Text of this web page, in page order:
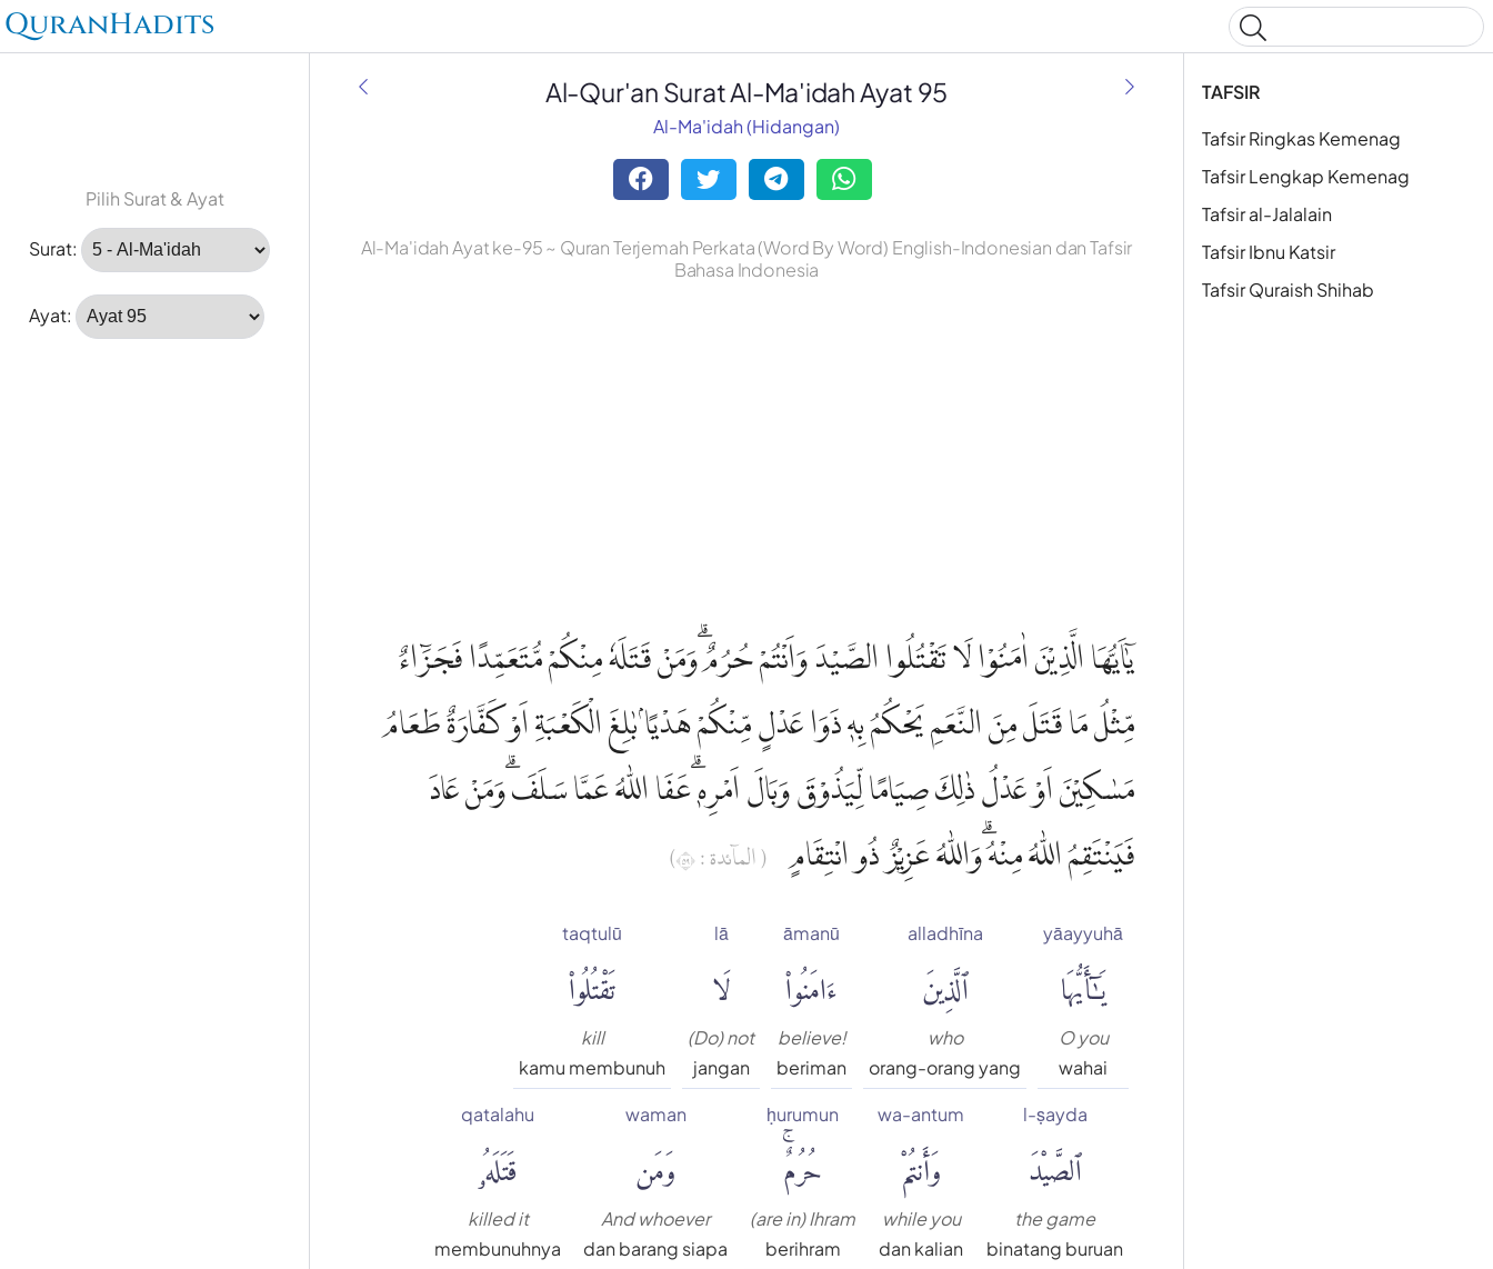
QuranHadits
Pilih Surat & Ayat
Surat:
Ayat:
TAFSIR
Tafsir Ringkas Kemenag
Tafsir Lengkap Kemenag
Tafsir al-Jalalain
Tafsir Ibnu Katsir
Tafsir Quraish Shihab
Al-Qur'an Surat Al-Ma'idah Ayat 95
Al-Ma'idah (Hidangan)
Al-Ma'idah Ayat ke-95 ~ Quran Terjemah Perkata (Word By Word) English-Indonesian dan Tafsir
Bahasa Indonesia
يٰٓاَيُّهَا الَّذِيْنَ اٰمَنُوْا لَا تَقْتُلُوا الصَّيْدَ وَاَنْتُمْ حُرُمٌ ۗوَمَنْ قَتَلَهٗ مِنْكُمْ مُّتَعَمِّدًا فَجَزَۤاءٌ
مِّثْلُ مَا قَتَلَ مِنَ النَّعَمِ يَحْكُمُ بِهٖ ذَوَا عَدْلٍ مِّنْكُمْ هَدْيًاۢ بٰلِغَ الْكَعْبَةِ اَوْ كَفَّارَةٌ طَعَامُ
مَسٰكِيْنَ اَوْ عَدْلُ ذٰلِكَ صِيَامًا لِّيَذُوْقَ وَبَالَ اَمْرِهٖ ۗعَفَا اللّٰهُ عَمَّا سَلَفَ ۗوَمَنْ عَادَ
فَيَنْتَقِمُ اللّٰهُ مِنْهُ ۗوَاللّٰهُ عَزِيْزٌ ذُو انْتِقَامٍ
( الماۤئدة : ٩٥)
yāayyuhā
يَٰٓأَيُّهَا
O you
wahai
alladhīna
ٱلَّذِينَ
who
orang-orang yang
āmanū
ءَامَنُوا۟
believe!
beriman
lā
لَا
(Do) not
jangan
taqtulū
تَقْتُلُوا۟
kill
kamu membunuh
l-ṣayda
ٱلصَّيْدَ
the game
binatang buruan
wa-antum
وَأَنتُمْ
while you
dan kalian
ḥurumun
حُرُمٌۚ
(are in) Ihram
berihram
waman
وَمَن
And whoever
dan barang siapa
qatalahu
قَتَلَهُۥ
killed it
membunuhnya